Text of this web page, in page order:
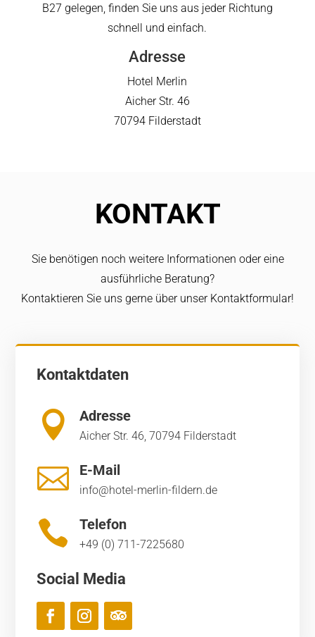
B27 gelegen, finden Sie uns aus jeder Richtung
schnell und einfach.
Adresse
Hotel Merlin
Aicher Str. 46
70794 Filderstadt
KONTAKT
Sie benötigen noch weitere Informationen oder eine
ausführliche Beratung?
Kontaktieren Sie uns gerne über unser Kontaktformular!
Kontaktdaten
 Adresse
Aicher Str. 46, 70794 Filderstadt
 E-Mail
info@hotel-merlin-fildern.de
 Telefon
+49 (0) 711-7225680
Social Media